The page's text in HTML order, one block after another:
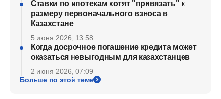
Ставки по ипотекам хотят "привязать" к
размеру первоначального взноса в
Казахстане
5 июня 2026, 13:58
Когда досрочное погашение кредита может
оказаться невыгодным для казахстанцев
2 июня 2026, 07:09
Больше по этой теме